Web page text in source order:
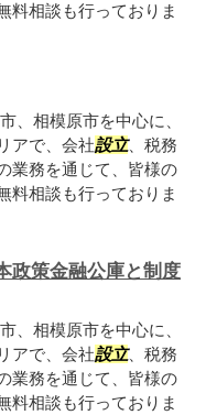
料相談も行っておりま
、相模原市を中心に、
アで、会社設立、税務
業務を通じて、皆様の
料相談も行っておりま
政策金融公庫と制度
、相模原市を中心に、
アで、会社設立、税務
業務を通じて、皆様の
料相談も行っておりま